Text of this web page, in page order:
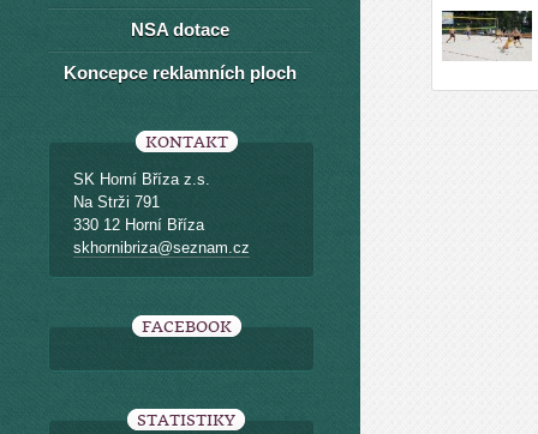
NSA dotace
Koncepce reklamních ploch
KONTAKT
SK Horní Bříza z.s.
Na Strži 791
330 12 Horní Bříza
skhornibriza@seznam.cz
FACEBOOK
STATISTIKY